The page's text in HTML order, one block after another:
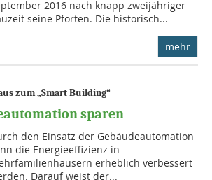
2016 nach knapp zweijähriger
seine Pforten. Die historisch...
mehr
zum „Smart Building“
sparen
den Einsatz der Gebäudeautomation
die Energieeffizienz in
erheblich verbessert
Darauf weist der...